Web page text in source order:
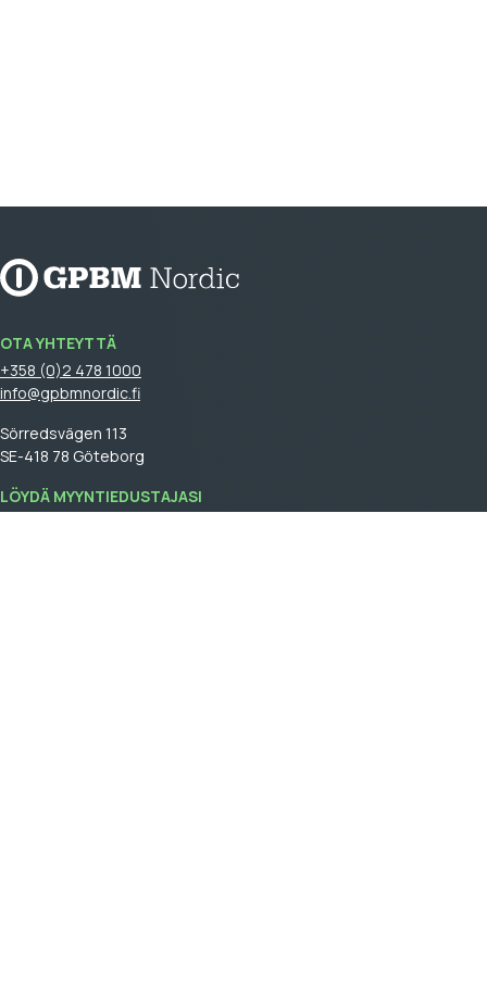
OTA YHTEYTTÄ
+358 (0)2 478 1000
info@gpbmnordic.fi
Sörredsvägen 113
SE-418 78 Göteborg
LÖYDÄ MYYNTIEDUSTAJASI